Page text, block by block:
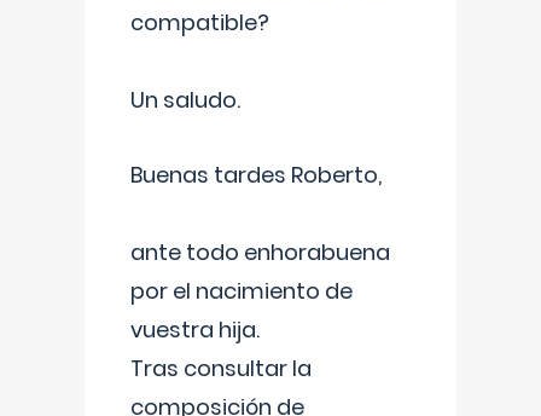
compatible?
Un saludo.
Buenas tardes Roberto,
ante todo enhorabuena
por el nacimiento de
vuestra hija.
Tras consultar la
composición de